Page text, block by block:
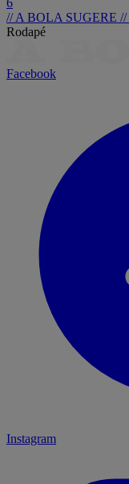
// A BOLA SUGERE //
Rodapé
Facebook
Instagram